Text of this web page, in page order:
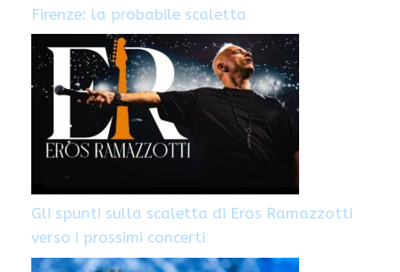
Firenze: la probabile scaletta
Gli spunti sulla scaletta di Eros Ramazzotti
verso i prossimi concerti